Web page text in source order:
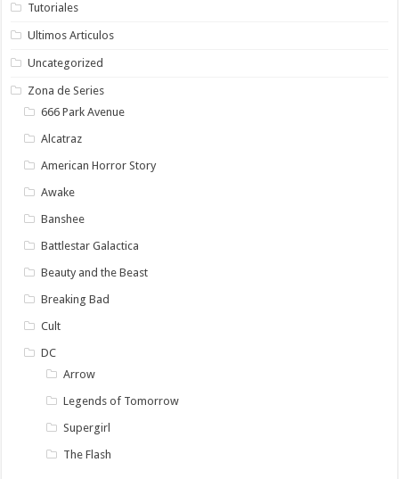
Tutoriales
Ultimos Articulos
Uncategorized
Zona de Series
666 Park Avenue
Alcatraz
American Horror Story
Awake
Banshee
Battlestar Galactica
Beauty and the Beast
Breaking Bad
Cult
DC
Arrow
Legends of Tomorrow
Supergirl
The Flash